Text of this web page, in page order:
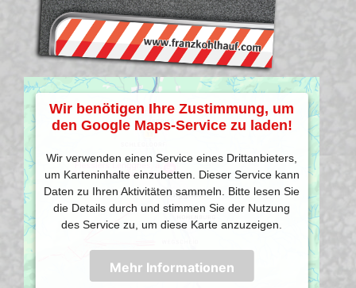
Wir benötigen Ihre Zustimmung, um
den Google Maps-Service zu laden!
Wir verwenden einen Service eines Drittanbieters,
um Karteninhalte einzubetten. Dieser Service kann
Daten zu Ihren Aktivitäten sammeln. Bitte lesen Sie
die Details durch und stimmen Sie der Nutzung
des Service zu, um diese Karte anzuzeigen.
Mehr Informationen